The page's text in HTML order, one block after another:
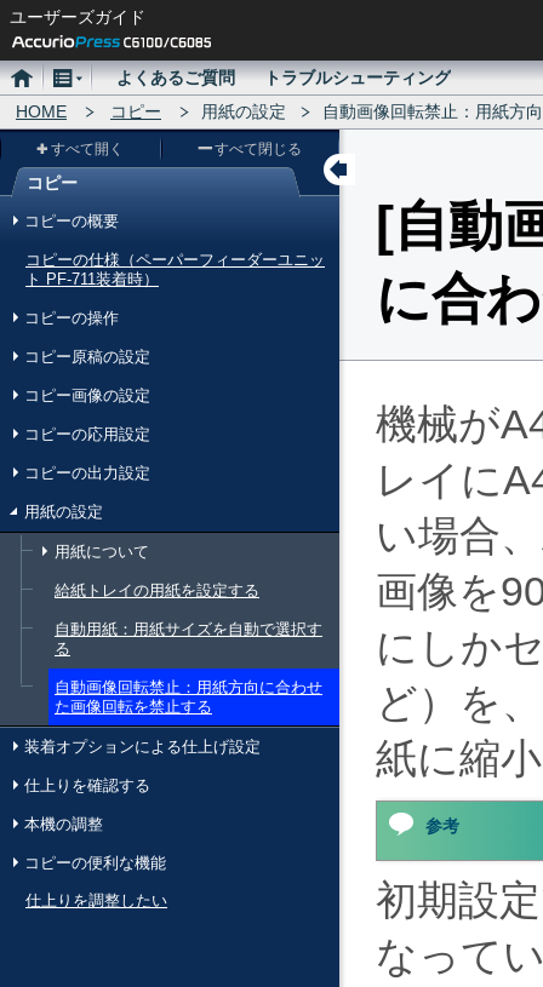
ユーザーズガイド
ホ
ー
メ
ニ
ュ
ー
よくあるご質問
トラブルシューティング
HOME
コピー 用紙の設定 自動画像回転禁止：用紙方
メ
ー
コピー
すべて開く すべて閉じる
コピーの概要
コピーの仕様（ペーパーフィーダーユニッ
ト PF-711装着時）
コピーの操作
コピー原稿の設定
コピー画像の設定
コピーの応用設定
コピーの出力設定
用紙の設定
用紙について
給紙トレイの用紙を設定する
自動用紙：用紙サイズを自動で選択す
る
自動画像回転禁止：用紙方向に合わせ
た画像回転を禁止する
装着オプションによる仕上げ設定
仕上りを確認する
本機の調整
コピーの便利な機能
仕上りを調整したい
自動
に合
機械が
レイに
い場合
画像を
にしか
ど）を
紙に縮
参考
初期設
なって